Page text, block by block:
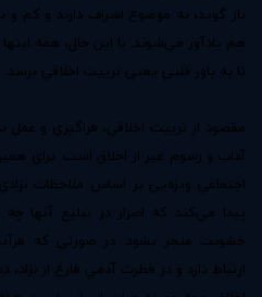
باز گويد، به موضوع اشراف دارند و كم
هم يادآور مي‌شوند. با اين حال، همه
تا به باور قلبي يعني تربيت اخلاقي برسد.
مقصود از تربيت اخلاقي، فراگيري و
آداب و رسوم غير از اخلاق است. براي
اجتماعي ويژه‌يي بر اساس ملاحظات
پيدا مي‌كند كه اصرار در تبليغ آنها
خشونت منجر بشود. در صورتي كه
ارتباط دارد و در فطرت آدمي فارغ از